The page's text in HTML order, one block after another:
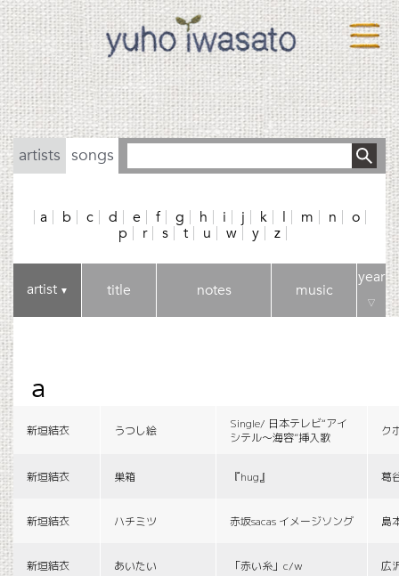
artists songs
a b c d e f g h i j k l m n
o
p
r s t u w y z
artist▼ title notes music
year
▽
a
新垣結衣 うつし絵
Single/ 日本テレビ“アイ
シテル〜海容”挿入歌
ク
新垣結衣 巣箱 『hug』 葛
新垣結衣 ハチミツ 赤坂sacas イメージソング 島
新垣結衣 あいたい 「赤い糸」c/w 広